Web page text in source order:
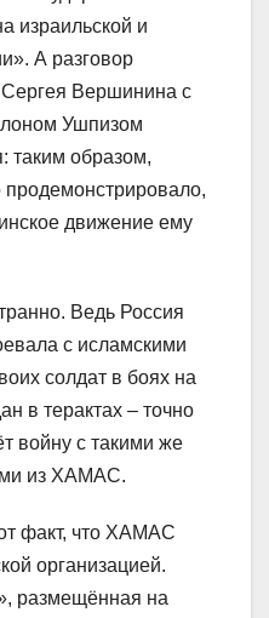
израильской и
А разговор
Вершинина с
Ушпизом
таким образом,
продемонстрировало,
движение ему
Ведь Россия
с исламскими
солдат в боях на
в терактах – точно
войну с такими же
из ХАМАС.
факт, что ХАМАС
организацией.
размещённая на